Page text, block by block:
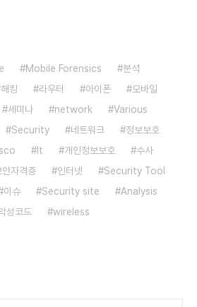
Mobile Forensics
분석
해킹 라우터 아이폰
모바일
세미나 network
Various
Security 네트워크
정보보호
It 개인정보보호
수사
안자격증 인터넷
Security Tool
이슈 Security site
Analysis
성코드 wireless